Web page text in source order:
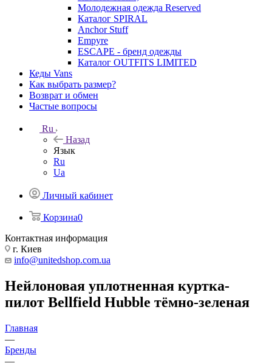
Молодежная одежда Reserved
Каталог SPIRAL
Anchor Stuff
Empyre
ESCAPE - бренд одежды
Каталог OUTFITS LIMITED
Кеды Vans
Как выбрать размер?
Возврат и обмен
Частые вопросы
Ru
Назад
Язык
Ru
Ua
Личный кабинет
Корзина0
Контактная информация
г. Киев
info@unitedshop.com.ua
Нейлоновая уплотненная куртка-
пилот Bellfield Hubble тёмно-зеленая
Главная
—
Бренды
—